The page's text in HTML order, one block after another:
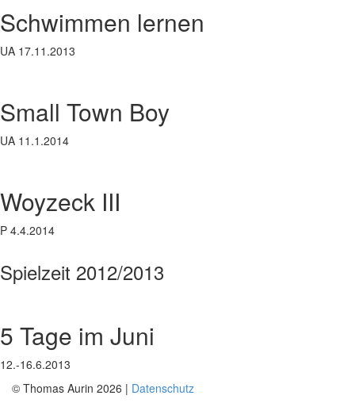
Schwimmen lernen
UA 17.11.2013
Small Town Boy
UA 11.1.2014
Woyzeck III
P 4.4.2014
Spielzeit 2012/2013
5 Tage im Juni
12.-16.6.2013
© Thomas Aurin 2026 | Datenschutz